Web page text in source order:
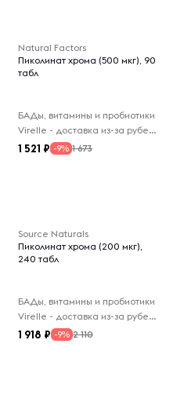
Natural Factors
Пиколинат хрома (500 мкг), 90
табл
БАДы, витамины и пробиотики
Virelle - доставка из-за рубежа
1 521 -9% 1 673
Source Naturals
Пиколинат хрома (200 мкг),
240 табл
БАДы, витамины и пробиотики
Virelle - доставка из-за рубежа
1 918 -9% 2 110